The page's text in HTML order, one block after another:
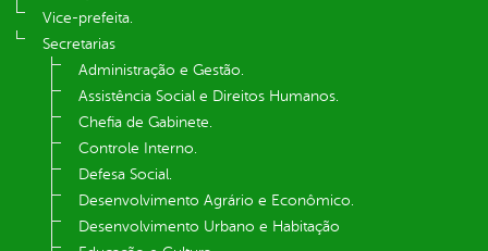
Vice-prefeita.
Secretarias
Administração e Gestão.
Assistência Social e Direitos Humanos.
Chefia de Gabinete.
Controle Interno.
Defesa Social.
Desenvolvimento Agrário e Econômico.
Desenvolvimento Urbano e Habitação